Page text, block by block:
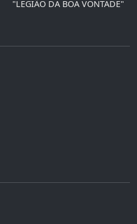
"LEGIÃO DA BOA VONTADE"